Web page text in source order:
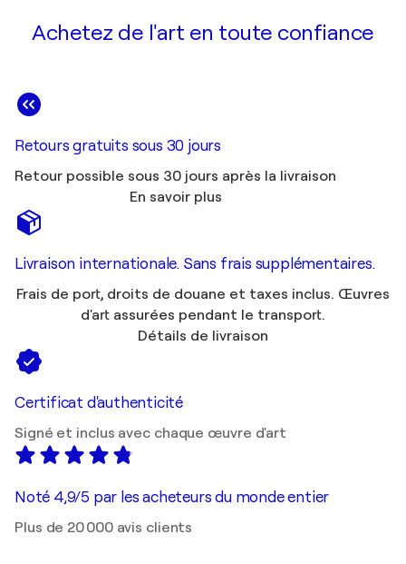
Achetez de l'art en toute confiance
Retours gratuits sous 30 jours
Retour possible sous 30 jours après la livraison
En savoir plus
Livraison internationale. Sans frais supplémentaires.
Frais de port, droits de douane et taxes inclus. Œuvres
d'art assurées pendant le transport.
Détails de livraison
Certificat d'authenticité
Signé et inclus avec chaque œuvre d'art
Noté 4,9/5 par les acheteurs du monde entier
Plus de 20 000 avis clients